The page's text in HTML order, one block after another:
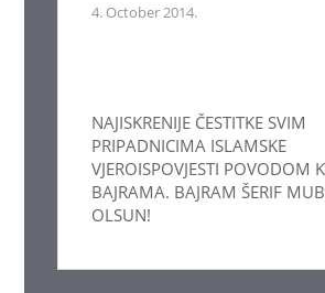
4. October 2014.
NAJISKRENIJE ČESTITKE SVIM
PRIPADNICIMA ISLAMSKE
VJEROISPOVJESTI POVODOM
BAJRAMA. BAJRAM ŠERIF
OLSUN!